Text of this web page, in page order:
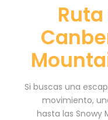
Si buscas una
movimiento,
hasta las Snowy